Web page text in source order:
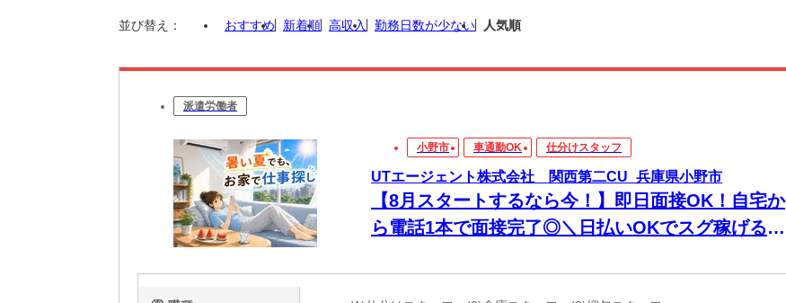
並び替え： おすすめ 新着順 高収入 勤務日数が少ない 人気順
派遣労働者
小野市 車通勤OK 仕分けスタッフ
UTエージェント株式会社 関西第二CU_兵庫県小野市
【8月スタートするなら今！】即日面接OK！自宅か
ら電話1本で面接完了◎＼日払いOKでスグ稼げる／